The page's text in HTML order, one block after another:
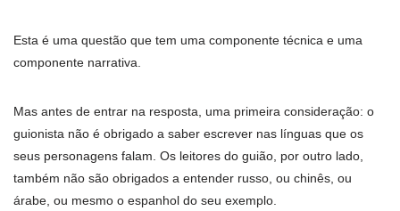
Esta é uma questão que tem uma componente técnica e uma
componente narrativa.
Mas antes de entrar na resposta, uma primeira consideração: o
guionista não é obrigado a saber escrever nas línguas que os
seus personagens falam. Os leitores do guião, por outro lado,
também não são obrigados a entender russo, ou chinês, ou
árabe, ou mesmo o espanhol do seu exemplo.